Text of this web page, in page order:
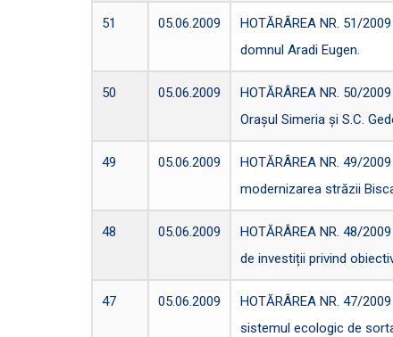
51 05.06.2009
HOTĂRÂREA NR. 51/
domnul Aradi Eugen.
50 05.06.2009
HOTĂRÂREA NR. 50/
Orașul Simeria și S.C.
49 05.06.2009
HOTĂRÂREA NR. 49/
modernizarea străzii
48 05.06.2009
HOTĂRÂREA NR. 48/
de investiții privind
47 05.06.2009
HOTĂRÂREA NR. 47/
sistemul ecologic de